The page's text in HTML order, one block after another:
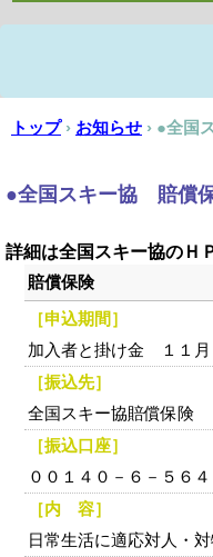
トップ › お知らせ › ●全国
●全国スキー協 賠償
詳細は全国スキー協のＨ
賠償保険
［申込期間］
加入者と掛け金 １１月
［振込先］
全国スキー協賠償保険
［振込口座］
００１４０－６－５６４
［内 容］
日常生活に適応対人・